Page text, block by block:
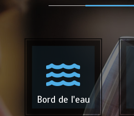
Bord de l'eau